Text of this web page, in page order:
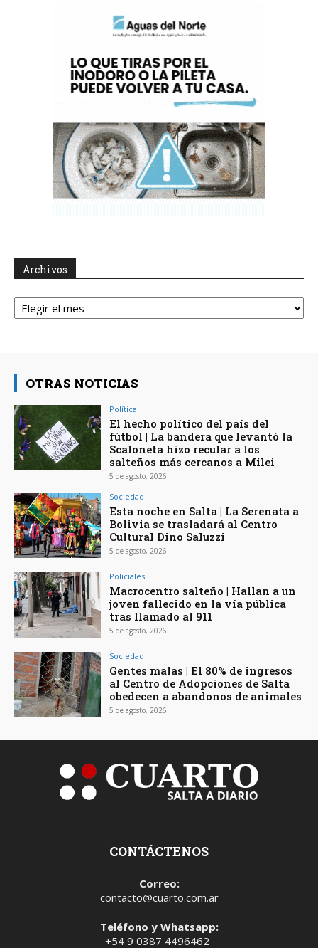
Archivos
Archivos
OTRAS NOTICIAS
Política
El hecho político del país del
fútbol | La bandera que levantó la
Scaloneta hizo recular a los
salteños más cercanos a Milei
5 de agosto, 2026
Sociedad
Esta noche en Salta | La Serenata a
Bolivia se trasladará al Centro
Cultural Dino Saluzzi
5 de agosto, 2026
Policiales
Macrocentro salteño | Hallan a un
joven fallecido en la vía pública
tras llamado al 911
5 de agosto, 2026
Sociedad
Gentes malas | El 80% de ingresos
al Centro de Adopciones de Salta
obedecen a abandonos de animales
5 de agosto, 2026
CONTÁCTENOS
Correo:
contacto@cuarto.com.ar
Teléfono y Whatsapp:
+54 9 0387 4496462